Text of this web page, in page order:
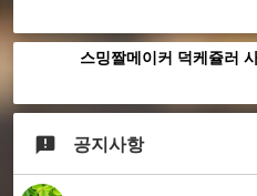
스밍짤메이커 덕케쥴러
공지사항